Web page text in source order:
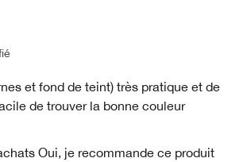
et fond de teint) très pratique et de
de trouver la bonne couleur
Oui, je recommande ce produit